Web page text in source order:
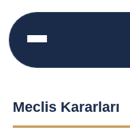
Meclis Kararları